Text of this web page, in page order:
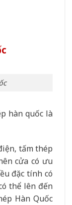
hàn quốc là
tấm thép
cửa có ưu
đặc tính có
thể lên đến
Hàn Quốc